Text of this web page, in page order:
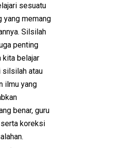
sesuatu
yang memang
Silsilah
penting
kita belajar
silsilah atau
ilmu yang
benar, guru
koreksi